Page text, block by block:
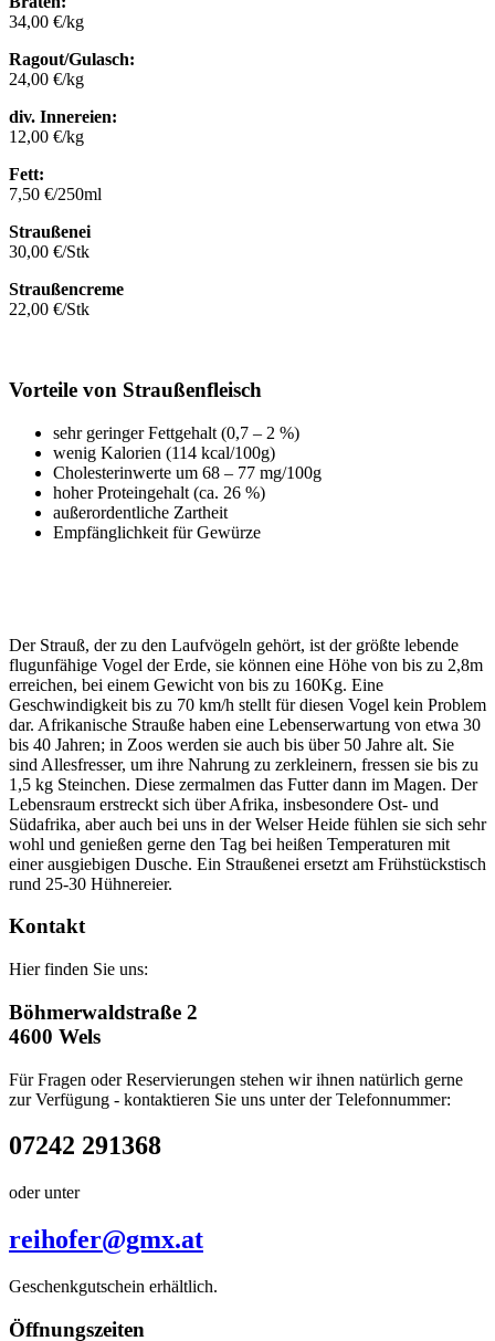
34,00 €/kg
Ragout/Gulasch:
24,00 €/kg
div. Innereien:
12,00 €/kg
Fett:
7,50 €/250ml
Straußenei
30,00 €/Stk
Straußencreme
22,00 €/Stk
Vorteile von Straußenfleisch
sehr geringer Fettgehalt (0,7 – 2 %)
wenig Kalorien (114 kcal/100g)
Cholesterinwerte um 68 – 77 mg/100g
hoher Proteingehalt (ca. 26 %)
außerordentliche Zartheit
Empfänglichkeit für Gewürze
Der Strauß, der zu den Laufvögeln gehört, ist der größte lebende
flugunfähige Vogel der Erde, sie können eine Höhe von bis zu 2,8m
erreichen, bei einem Gewicht von bis zu 160Kg. Eine
Geschwindigkeit bis zu 70 km/h stellt für diesen Vogel kein Problem
dar. Afrikanische Strauße haben eine Lebenserwartung von etwa 30
bis 40 Jahren; in Zoos werden sie auch bis über 50 Jahre alt. Sie
sind Allesfresser, um ihre Nahrung zu zerkleinern, fressen sie bis zu
1,5 kg Steinchen. Diese zermalmen das Futter dann im Magen. Der
Lebensraum erstreckt sich über Afrika, insbesondere Ost- und
Südafrika, aber auch bei uns in der Welser Heide fühlen sie sich sehr
wohl und genießen gerne den Tag bei heißen Temperaturen mit
einer ausgiebigen Dusche. Ein Straußenei ersetzt am Frühstückstisch
rund 25-30 Hühnereier.
Kontakt
Hier finden Sie uns:
Böhmerwaldstraße 2
4600 Wels
Für Fragen oder Reservierungen stehen wir ihnen natürlich gerne
zur Verfügung - kontaktieren Sie uns unter der Telefonnummer:
07242 291368
oder unter
reihofer@gmx.at
Geschenkgutschein erhältlich.
Öffnungszeiten